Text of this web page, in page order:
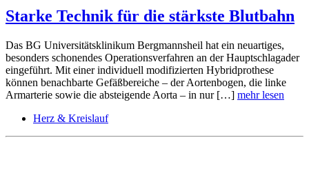
Starke Technik für die stärkste Blutbahn
Das BG Universitätsklinikum Bergmannsheil hat ein neuartiges,
besonders schonendes Operationsverfahren an der Hauptschlagader
eingeführt. Mit einer individuell modifizierten Hybridprothese
können benachbarte Gefäßbereiche – der Aortenbogen, die linke
Armarterie sowie die absteigende Aorta – in nur […] mehr lesen
Herz & Kreislauf